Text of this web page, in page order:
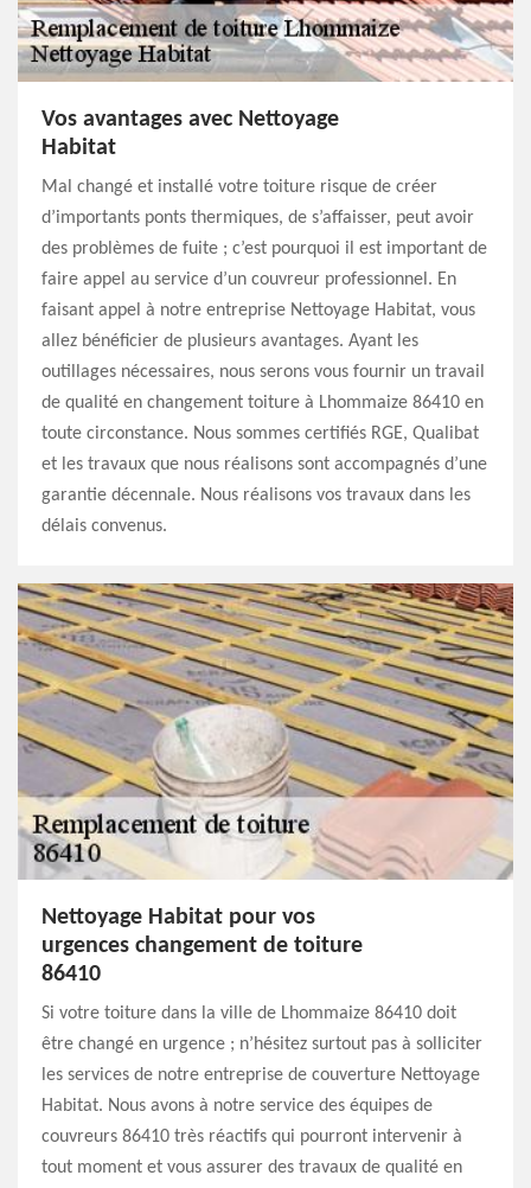
Vos avantages avec Nettoyage
Habitat
Mal changé et installé votre toiture risque de créer
d’importants ponts thermiques, de s’affaisser, peut avoir
des problèmes de fuite ; c’est pourquoi il est important de
faire appel au service d’un couvreur professionnel. En
faisant appel à notre entreprise Nettoyage Habitat, vous
allez bénéficier de plusieurs avantages. Ayant les
outillages nécessaires, nous serons vous fournir un travail
de qualité en changement toiture à Lhommaize 86410 en
toute circonstance. Nous sommes certifiés RGE, Qualibat
et les travaux que nous réalisons sont accompagnés d’une
garantie décennale. Nous réalisons vos travaux dans les
délais convenus.
Nettoyage Habitat pour vos
urgences changement de toiture
86410
Si votre toiture dans la ville de Lhommaize 86410 doit
être changé en urgence ; n’hésitez surtout pas à solliciter
les services de notre entreprise de couverture Nettoyage
Habitat. Nous avons à notre service des équipes de
couvreurs 86410 très réactifs qui pourront intervenir à
tout moment et vous assurer des travaux de qualité en